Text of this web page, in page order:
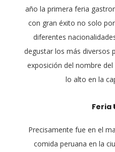
año la primera feria
con gran éxito no solo
diferentes
degustar los más diversos
exposición del nombre
lo alto en la
Feria
Precisamente fue en el
comida peruana en la